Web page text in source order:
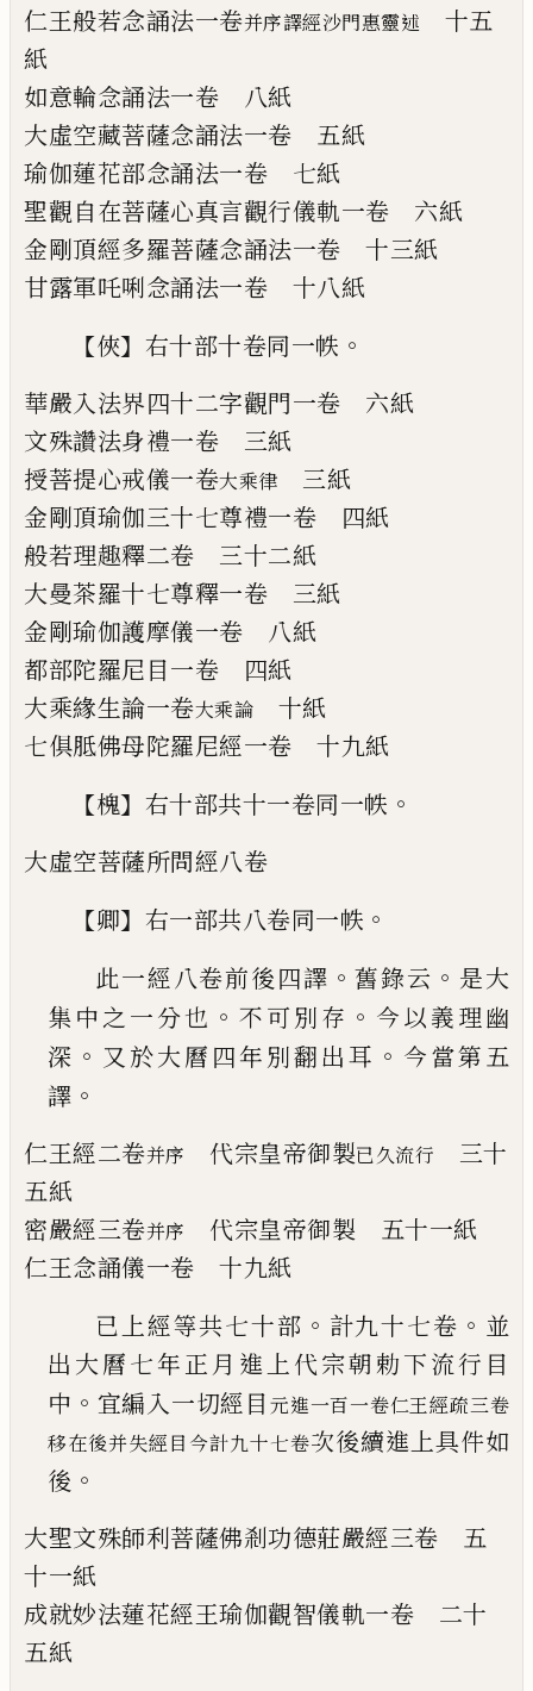
仁王般若念誦法一卷并序譯經沙門惠靈述
十五
紙
如意輪念誦法一卷 八紙
大虛空藏菩薩念誦法一卷 五紙
瑜伽蓮花部念誦法一卷 七紙
聖觀自在菩薩心真言觀行儀軌一卷 六紙
金剛頂經多羅菩薩念誦法一卷 十三紙
甘露軍吒唎念誦法一卷 十八紙
【俠】 右十部十卷同一帙 。
華嚴入法界四十二字觀門一卷 六紙
文殊讚法身禮一卷 三紙
授菩提心戒儀一卷大乘律
三紙
金剛頂瑜伽三十七尊禮一卷 四紙
般若理趣釋二卷 三十二紙
大曼茶羅十七尊釋一卷 三紙
金剛瑜伽護摩儀一卷 八紙
都部陀羅尼目一卷 四紙
大乘緣生論一卷大乘論
十紙
七俱胝佛母陀羅尼經一卷 十九紙
【槐】 右十部共十一卷同一帙 。
大虛空菩薩所問經八卷
【卿】 右一部共八卷同一帙 。
此一經八卷前後四譯 。舊錄云 。 是大
集中之一分也 。 不可別存 。 今以義理幽
深 。 又於大曆四年別翻出耳 。 今當第五
譯 。
仁王經二卷并序 代宗皇帝御製已久流行 三十
五紙
密嚴經三卷并序
代宗皇帝御製 五十一紙
仁王念誦儀一卷 十九紙
已上經等共七十部 。 計九十七卷 。 並
出大曆七年正月進上代宗朝勅下流行目
中 。 宜編入一切經目元進一百一卷仁王經疏三卷
移在後并失經目今計九十七卷次後續進上具件如
後 。
大聖文殊師利菩薩佛剎功德莊嚴經三卷 五
十一紙
成就妙法蓮花經王瑜伽觀智儀軌一卷 二十
五紙